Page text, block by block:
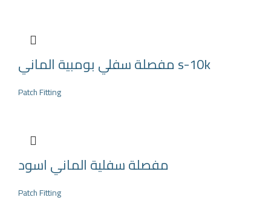
مفصلة سفلي بومبية الماني s-10k
Patch Fitting
مفصلة سفلية الماني اسود
Patch Fitting